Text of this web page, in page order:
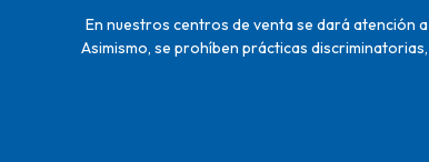
En nuestros centros de venta se dará atención
Asimismo, se prohíben prácticas